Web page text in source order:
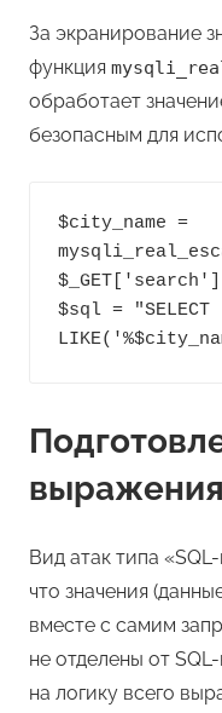
За экранирование
функция
обработает
безопасным для
$city_name =
$sql = "SELECT
выражения
Вид атак типа
что значения
вместе с самим
не отделены от
на логику всего